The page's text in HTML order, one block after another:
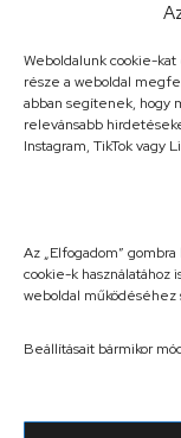
Weboldalunk cookie-
része a weboldal
abban segítenek, hogy
relevánsabb
Instagram, TikTok vagy
Az „Elfogadom”
cookie-k használatához
weboldal működéséhez
Beállításait bármikor
Lakatosüzemi
Fűzfa és Társa
9200
Elérhetőség
Szombat: előre